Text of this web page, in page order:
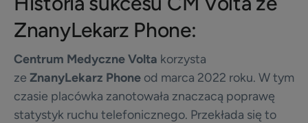
ZnanyLekarz Phone:
Centrum Medyczne Volta korzysta
ze ZnanyLekarz Phone od marca 2022 roku. W tym
czasie placówka zanotowała znaczacą poprawę
statystyk ruchu telefonicznego. Przekłada się to